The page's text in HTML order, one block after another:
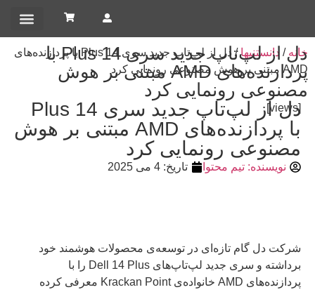
خانه/ دانستنیها
/ دل از لپ‌تاپ جدید سری 14 Plus با پردازنده‌های
AMD مبتنی بر هوش مصنوعی رونمایی کرد
دل از لپ‌تاپ جدید سری 14 Plus با
پردازنده‌های AMD مبتنی بر هوش
مصنوعی رونمایی کرد
دل از لپ‌تاپ جدید سری 14 Plus
با پردازنده‌های AMD مبتنی بر هوش
مصنوعی رونمایی کرد
نویسنده:تیم محتوا تاریخ:4 می 2025
شرکت دل گام تازه‌ای در توسعه‌ی محصولات هوشمند خود
برداشته و سری جدید لپ‌تاپ‌های Dell 14 Plus را با
پردازنده‌های AMD خانواده‌ی Krackan Point معرفی کرده